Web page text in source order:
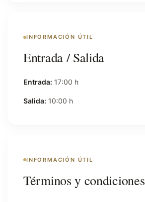
INFORMACIÓN ÚTIL
Entrada / Salida
Entrada: 17:00 h
Salida: 10:00 h
INFORMACIÓN ÚTIL
Términos y condiciones